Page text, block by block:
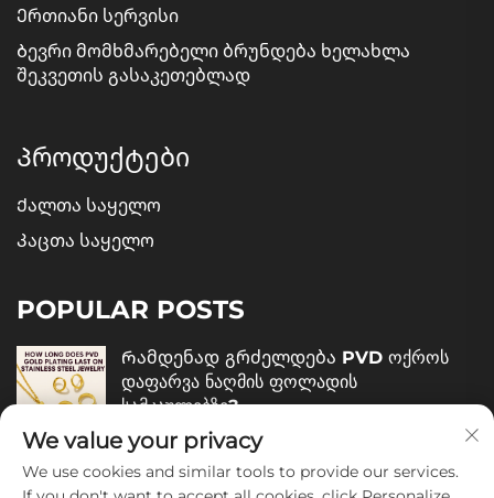
Ერთიანი სერვისი
Ბევრი მომხმარებელი ბრუნდება ხელახლა
შეკვეთის გასაკეთებლად
Პროდუქტები
Ქალთა საყელო
Კაცთა საყელო
POPULAR POSTS
Რამდენად გრძელდება PVD ოქროს
დაფარვა ნაღმის ფოლადის
სამკაულებზე?
December 05, 2025
We value your privacy
We use cookies and similar tools to provide our services.